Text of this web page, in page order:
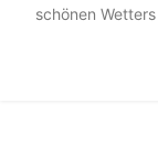
schönen